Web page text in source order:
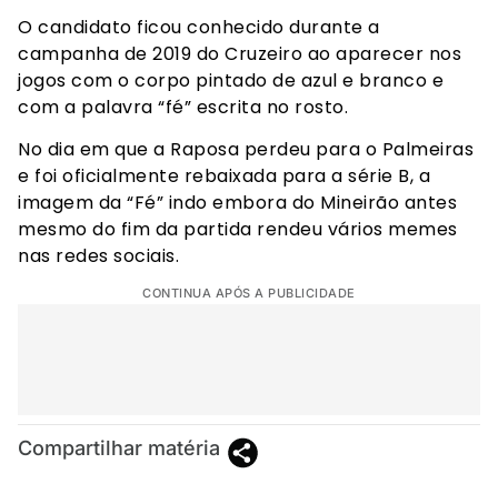
O candidato ficou conhecido durante a
campanha de 2019 do Cruzeiro ao aparecer nos
jogos com o corpo pintado de azul e branco e
com a palavra “fé” escrita no rosto.
No dia em que a Raposa perdeu para o Palmeiras
e foi oficialmente rebaixada para a série B, a
imagem da “Fé” indo embora do Mineirão antes
mesmo do fim da partida rendeu vários memes
nas redes sociais.
CONTINUA APÓS A PUBLICIDADE
Compartilhar matéria